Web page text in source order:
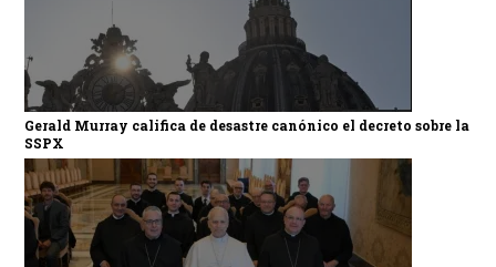
Gerald Murray califica de desastre canónico el decreto sobre la
SSPX